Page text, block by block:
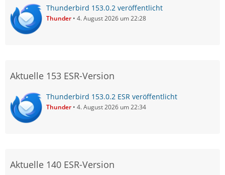
Thunderbird 153.0.2 veröffentlicht
Thunder 4. August 2026 um 22:28
Aktuelle 153 ESR-Version
Thunderbird 153.0.2 ESR veröffentlicht
Thunder 4. August 2026 um 22:34
Aktuelle 140 ESR-Version